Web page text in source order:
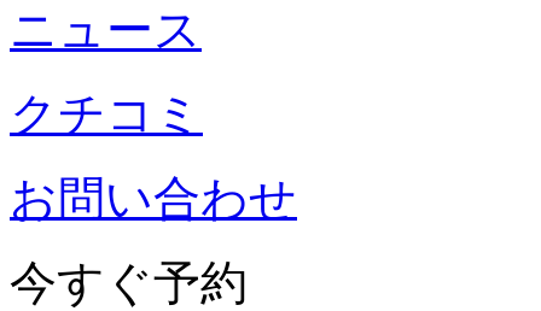
ニュース
クチコミ
お問い合わせ
今すぐ予約